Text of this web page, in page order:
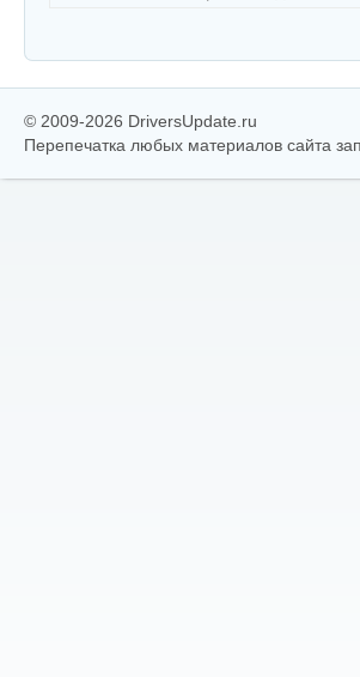
© 2009-2026 DriversUpdate.ru
Перепечатка любых материалов сайта